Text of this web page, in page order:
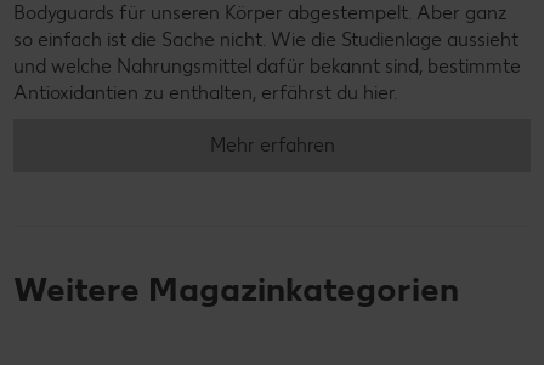
Bodyguards für unseren Körper abgestempelt. Aber ganz
so einfach ist die Sache nicht. Wie die Studienlage aussieht
und welche Nahrungsmittel dafür bekannt sind, bestimmte
Antioxidantien zu enthalten, erfährst du hier.
Mehr erfahren
Weitere Magazinkategorien